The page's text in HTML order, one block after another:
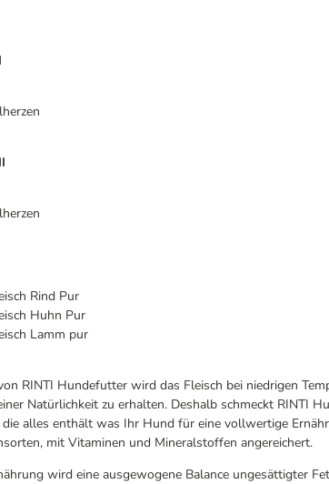
Rind Pur
Huhn Pur
Lamm pur
RINTI Hundefutter wird das Fleisch bei niedrigen
Natürlichkeit zu erhalten. Deshalb schmeckt RINTI
die alles enthält was Ihr Hund für eine vollwertige
mit Vitaminen und Mineralstoffen angereichert.
wird eine ausgewogene Balance ungesättigter